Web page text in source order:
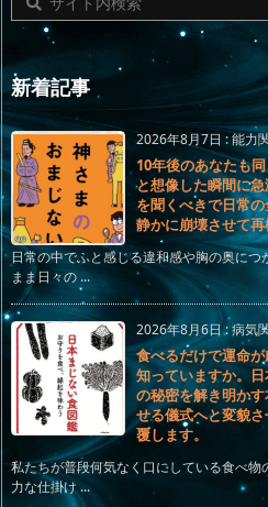
新着記事
2026年8月7日 :能力
10年後のあなたも
と想像した瞬間に
を聞くべきで日常
静かに崩壊させて
日常の中でふと感じる違和感や胸の奥に
まま日々の ...
2026年8月6日:病気
食べるだけで運命
知っていますか。
の秘密を解き明か
せる儀式へと変貌
覆します。
私たちが普段何気なく口にしている食べ
力な仕掛け ...